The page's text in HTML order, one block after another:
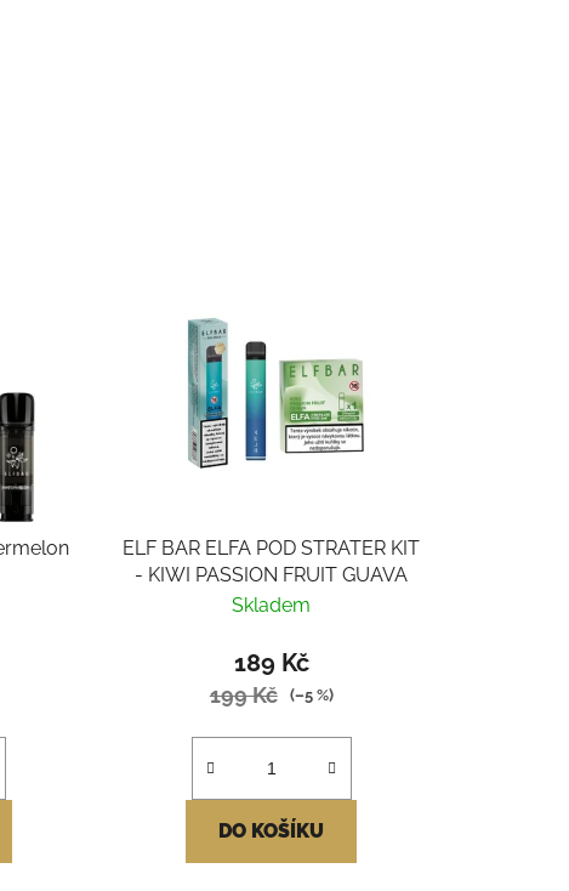
ELF BAR ELFA POD STRATER KIT
- KIWI PASSION FRUIT GUAVA
Skladem
189 Kč
199 Kč (–5 %)
DO KOŠÍKU